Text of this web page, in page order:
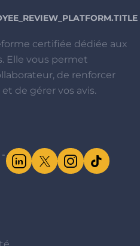
certifiée dédiée aux
Elle vous permet
de renforcer
de gérer vos avis.